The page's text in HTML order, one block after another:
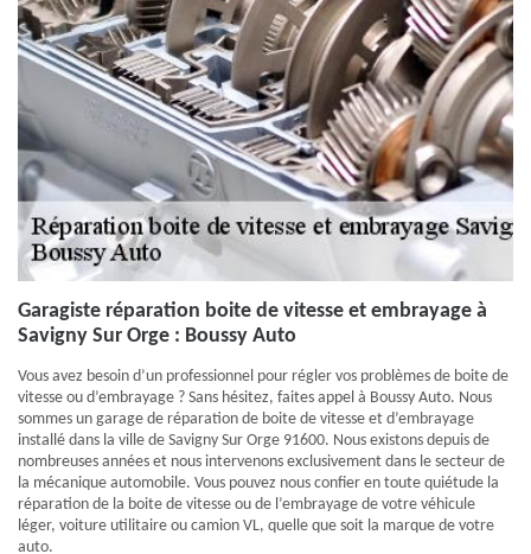
Garagiste réparation boite de vitesse et embrayage à
Savigny Sur Orge : Boussy Auto
Vous avez besoin d’un professionnel pour régler vos problèmes de boite de
vitesse ou d’embrayage ? Sans hésitez, faites appel à Boussy Auto. Nous
sommes un garage de réparation de boite de vitesse et d’embrayage
installé dans la ville de Savigny Sur Orge 91600. Nous existons depuis de
nombreuses années et nous intervenons exclusivement dans le secteur de
la mécanique automobile. Vous pouvez nous confier en toute quiétude la
réparation de la boite de vitesse ou de l’embrayage de votre véhicule
léger, voiture utilitaire ou camion VL, quelle que soit la marque de votre
auto.